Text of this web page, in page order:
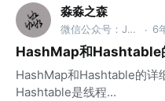
淼淼之森
微信公众号：Java学习之道 · 6
HashMap和Hashtable
HashMap和Hashtable的详
Hashtable是线程...